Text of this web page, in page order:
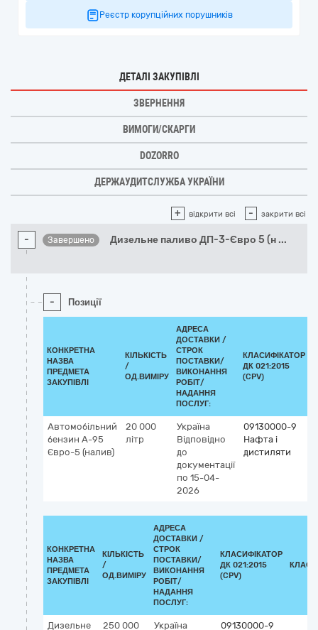
Реєстр корупційних порушників
ДЕТАЛІ ЗАКУПІВЛІ
ЗВЕРНЕННЯ
ВИМОГИ/СКАРГИ
DOZORRO
ДЕРЖАУДИТСЛУЖБА УКРАЇНИ
+ відкрити всі - закрити всі
- Завершено Дизельне паливо ДП-3-Євро 5 (н ...
- Позиції
КОНКРЕТНА
НАЗВА
ПРЕДМЕТА
ЗАКУПІВЛІ
КІЛЬКІСТЬ
/
ОД.ВИМІРУ
АДРЕСА
ДОСТАВКИ /
СТРОК
ПОСТАВКИ/
ВИКОНАННЯ
РОБІТ/
НАДАННЯ
ПОСЛУГ:
КЛАСИФІКАТОР
ДК 021:2015
(CPV)
Автомобільний
бензин А-95
Євро-5 (налив)
20 000
літр
Україна
Відповідно
до
документації
по 15-04-
2026
09130000-9
Нафта і
дистиляти
КОНКРЕТНА
НАЗВА
ПРЕДМЕТА
ЗАКУПІВЛІ
КІЛЬКІСТЬ
/
ОД.ВИМІРУ
АДРЕСА
ДОСТАВКИ /
СТРОК
ПОСТАВКИ/
ВИКОНАННЯ
РОБІТ/
НАДАННЯ
ПОСЛУГ:
КЛАСИФІКАТОР
ДК 021:2015
(CPV)
Дизельне
250 000
Україна
09130000-9